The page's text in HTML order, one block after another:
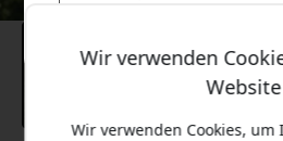
Wir verwenden
Website
Wir verwenden Cookies,